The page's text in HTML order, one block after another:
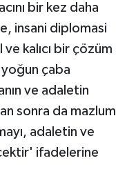
bir kez daha
insani diplomasi
kalıcı bir çözüm
çaba
ve adaletin
sonra da mazlum
adaletin ve
ifadelerine